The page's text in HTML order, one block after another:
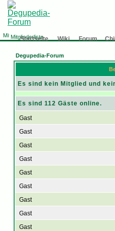
Mitgliederliste
Startseite Wiki Forum
Degupedia-Forum
Es sind kein Mitglied und
Es sind 112 Gäste online.
Gast
Gast
Gast
Gast
Gast
Gast
Gast
Gast
Gast